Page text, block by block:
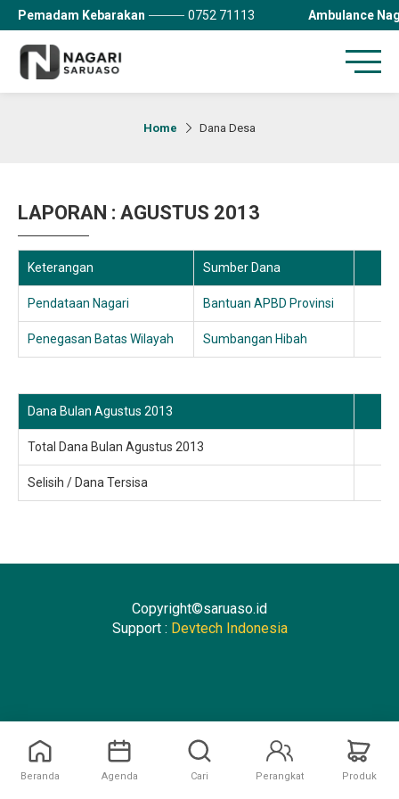
Pemadam Kebarakan 0752 71113 Ambulance
Home Dana Desa
LAPORAN : AGUSTUS 2013
Keterangan Sumber Dana
Pendataan Nagari Bantuan APBD Provinsi
Penegasan Batas Wilayah Sumbangan Hibah
Dana Bulan Agustus 2013
Total Dana Bulan Agustus 2013
Selisih / Dana Tersisa
Copyright©saruaso.id
Support : Devtech Indonesia
Beranda Agenda Cari Perangkat Produk